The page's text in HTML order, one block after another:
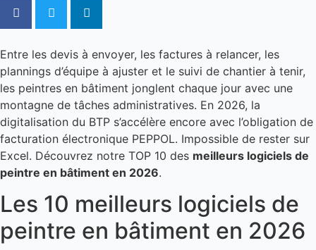
Entre les devis à envoyer, les factures à relancer, les
plannings d’équipe à ajuster et le suivi de chantier à tenir,
les peintres en bâtiment jonglent chaque jour avec une
montagne de tâches administratives. En 2026, la
digitalisation du BTP s’accélère encore avec l’obligation de
facturation électronique PEPPOL. Impossible de rester sur
Excel. Découvrez notre TOP 10 des meilleurs logiciels de
peintre en bâtiment en 2026.
Les 10 meilleurs logiciels de
peintre en bâtiment en 2026